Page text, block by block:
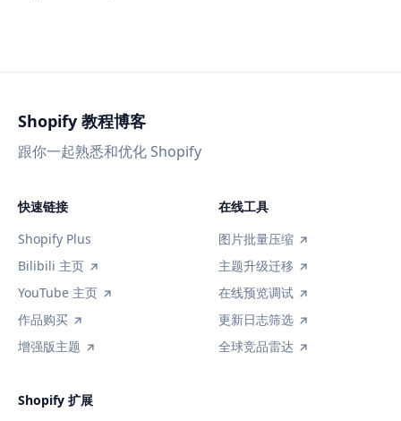
Shopify 教程博客
跟你一起熟悉和优化 Shopify
快速链接
Shopify Plus
Bilibili 主页
YouTube 主页
作品购买
增强版主题
在线工具
图片批量压缩
主题升级迁移
在线预览调试
更新日志筛选
全球竞品雷达
Shopify 扩展